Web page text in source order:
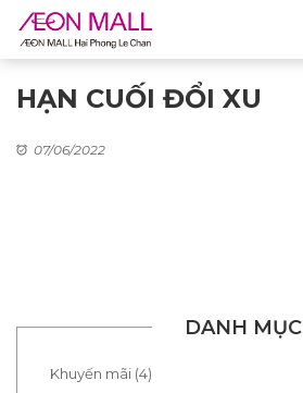
HẠN CUỐI ĐỔI XU
07/06/2022
DANH MỤC
Khuyến mãi (4)